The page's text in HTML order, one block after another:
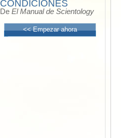
CONDICIONES
De El Manual de Scientology
<< Empezar ahora